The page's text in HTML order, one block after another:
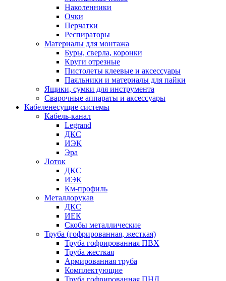
Наколенники
Очки
Перчатки
Респираторы
Материалы для монтажа
Буры, сверла, коронки
Круги отрезные
Пистолеты клеевые и аксессуары
Паяльники и материалы для пайки
Ящики, сумки для инструмента
Сварочные аппараты и аксессуары
Кабеленесущие системы
Кабель-канал
Legrand
ДКС
ИЭК
Эра
Лоток
ДКС
ИЭК
Км-профиль
Металлорукав
ДКС
ИЕК
Скобы металлические
Труба (гофрированная, жесткая)
Труба гофрированная ПВХ
Труба жесткая
Армированная труба
Комплектующие
Труба гофрированная ПНД